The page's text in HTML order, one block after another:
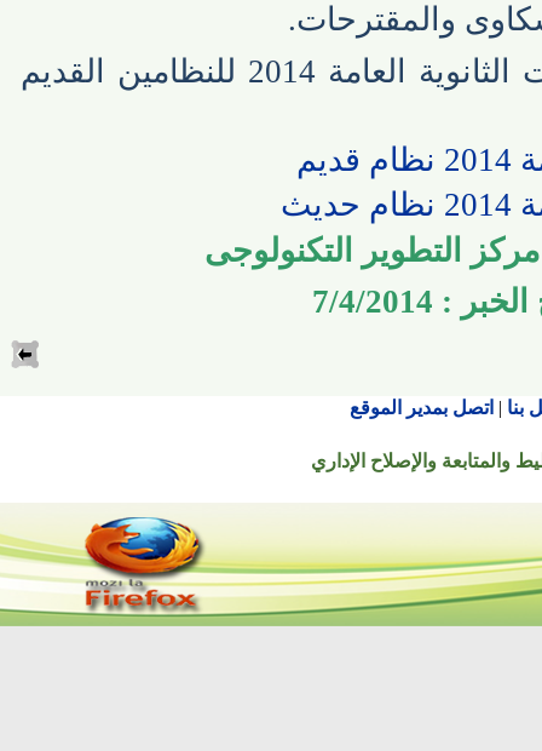
والمقترحات.
للإطلاع على جدول امتحانات الثانوية العامة 2014 للنظامين القديم
التطوير التكنولوجى
7/4/2014
| اتصل بمدير الموقع
والإصلاح الإداري